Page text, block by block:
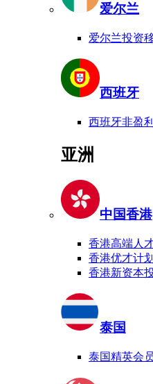
爱尔兰
爱尔兰投资
西班牙
西班牙非盈
亚洲
中国香港
香港高端人
香港优才计划
香港新资本
泰国
泰国精英会